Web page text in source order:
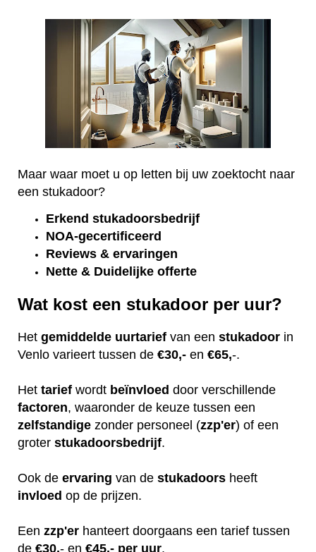
Maar waar moet u op letten bij uw zoektocht naar
een stukadoor?
Erkend stukadoorsbedrijf
NOA-gecertificeerd
Reviews & ervaringen
Nette & Duidelijke offerte
Wat kost een stukadoor per uur?
Het gemiddelde uurtarief van een stukadoor in
Venlo varieert tussen de €30,- en €65,-.
Het tarief wordt beïnvloed door verschillende
factoren, waaronder de keuze tussen een
zelfstandige zonder personeel (zzp'er) of een
groter stukadoorsbedrijf.
Ook de ervaring van de stukadoors heeft
invloed op de prijzen.
Een zzp'er hanteert doorgaans een tarief tussen
de €30,- en €45,- per uur.